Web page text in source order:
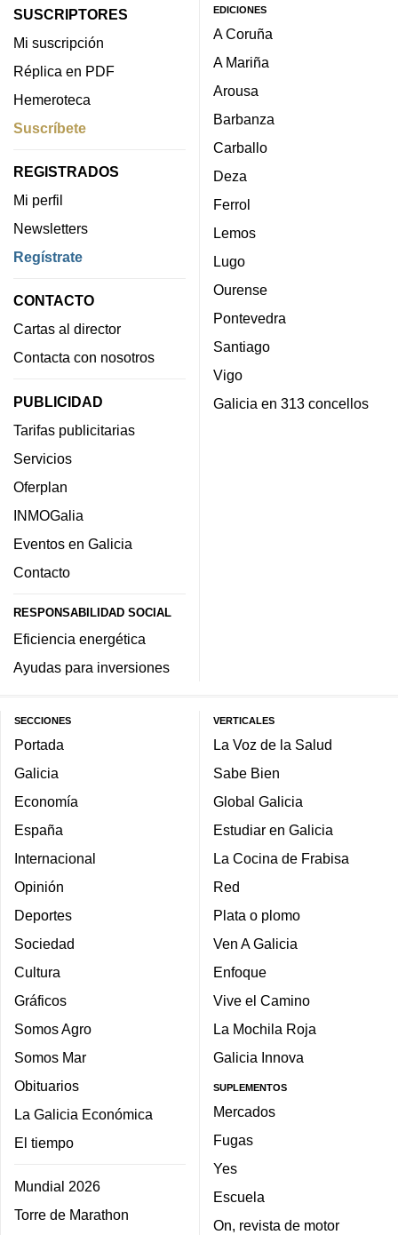
SUSCRIPTORES
Mi suscripción
Réplica en PDF
Hemeroteca
Suscríbete
REGISTRADOS
Mi perfil
Newsletters
Regístrate
CONTACTO
Cartas al director
Contacta con nosotros
PUBLICIDAD
Tarifas publicitarias
Servicios
Oferplan
INMOGalia
Eventos en Galicia
Contacto
RESPONSABILIDAD SOCIAL
Eficiencia energética
Ayudas para inversiones
EDICIONES
A Coruña
A Mariña
Arousa
Barbanza
Carballo
Deza
Ferrol
Lemos
Lugo
Ourense
Pontevedra
Santiago
Vigo
Galicia en 313 concellos
SECCIONES
Portada
Galicia
Economía
España
Internacional
Opinión
Deportes
Sociedad
Cultura
Gráficos
Somos Agro
Somos Mar
Obituarios
La Galicia Económica
El tiempo
Mundial 2026
Torre de Marathon
VERTICALES
La Voz de la Salud
Sabe Bien
Global Galicia
Estudiar en Galicia
La Cocina de Frabisa
Red
Plata o plomo
Ven A Galicia
Enfoque
Vive el Camino
La Mochila Roja
Galicia Innova
SUPLEMENTOS
Mercados
Fugas
Yes
Escuela
On, revista de motor